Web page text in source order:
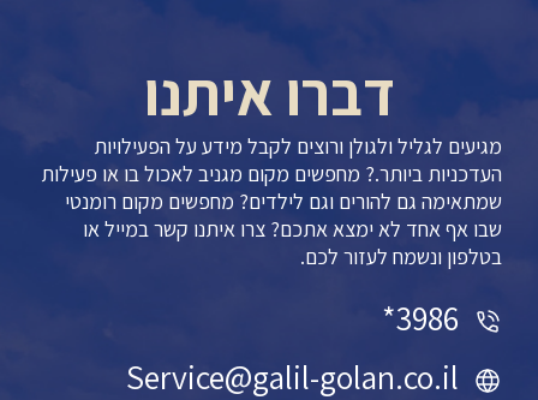
דברו איתנו
מגיעים לגליל ולגולן ורוצים לקבל מידע על הפעילויות
העדכניות ביותר.? מחפשים מקום מגניב לאכול בו או פעילות
שמתאימה גם להורים וגם לילדים? מחפשים מקום רומנטי
שבו אף אחד לא ימצא אתכם? צרו איתנו קשר במייל או
בטלפון ונשמח לעזור לכם.
Service@galil-golan.co.il